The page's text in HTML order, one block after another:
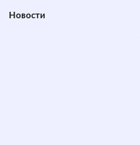
Новости